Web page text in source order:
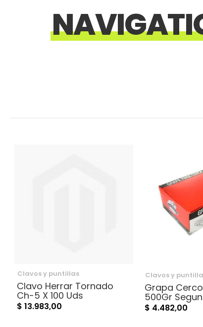
Clavos y puntillas
Clavo Herrar Tornado
Ch-5 X 100 Uds
$ 13.983,00
Clavos y
Grapa Cerco
500Gr
$ 4.482,00